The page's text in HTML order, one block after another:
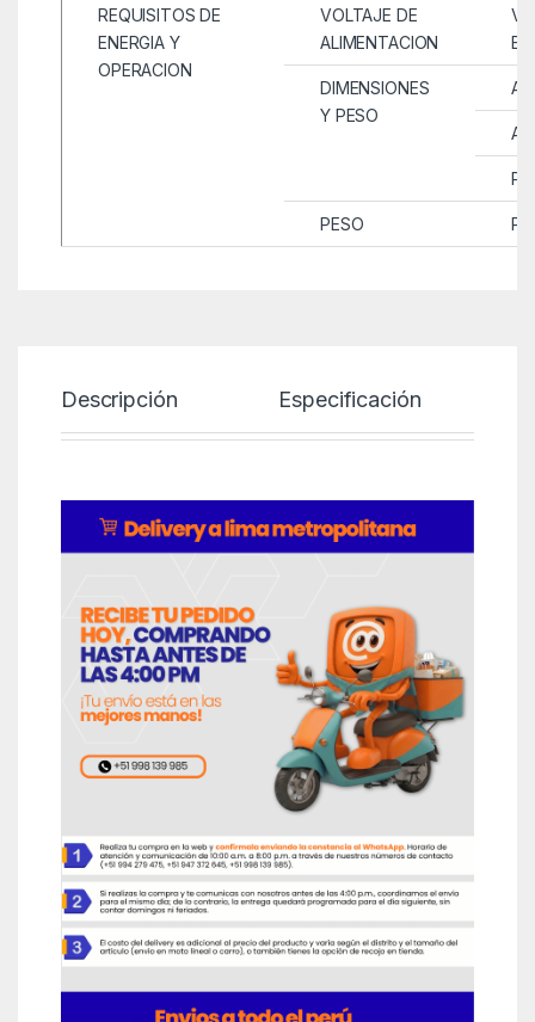
REQUISITOS DE
ENERGIA Y
OPERACION
VOLTAJE DE
ALIMENTACION
DIMENSIONES
Y PESO
PESO
Descripción Especificación